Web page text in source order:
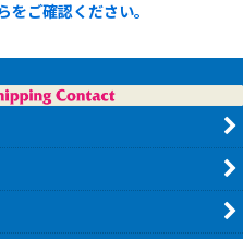
ご確認ください。